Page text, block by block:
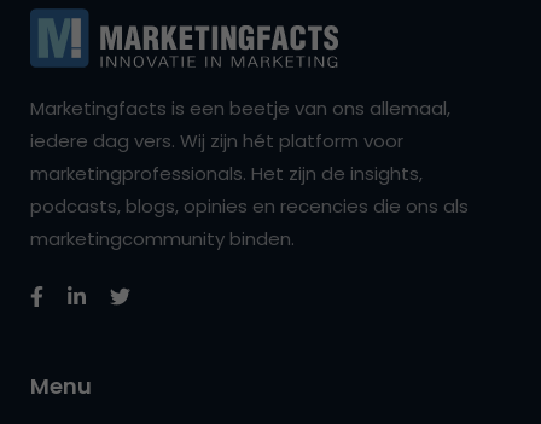
Marketingfacts is een beetje van ons allemaal,
iedere dag vers. Wij zijn hét platform voor
marketingprofessionals. Het zijn de insights,
podcasts, blogs, opinies en recencies die ons als
marketingcommunity binden.
Menu